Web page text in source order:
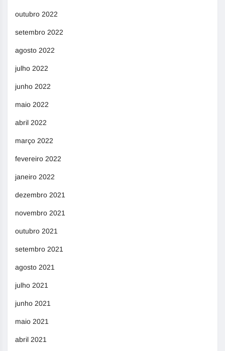
outubro 2022
setembro 2022
agosto 2022
julho 2022
junho 2022
maio 2022
abril 2022
março 2022
fevereiro 2022
janeiro 2022
dezembro 2021
novembro 2021
outubro 2021
setembro 2021
agosto 2021
julho 2021
junho 2021
maio 2021
abril 2021